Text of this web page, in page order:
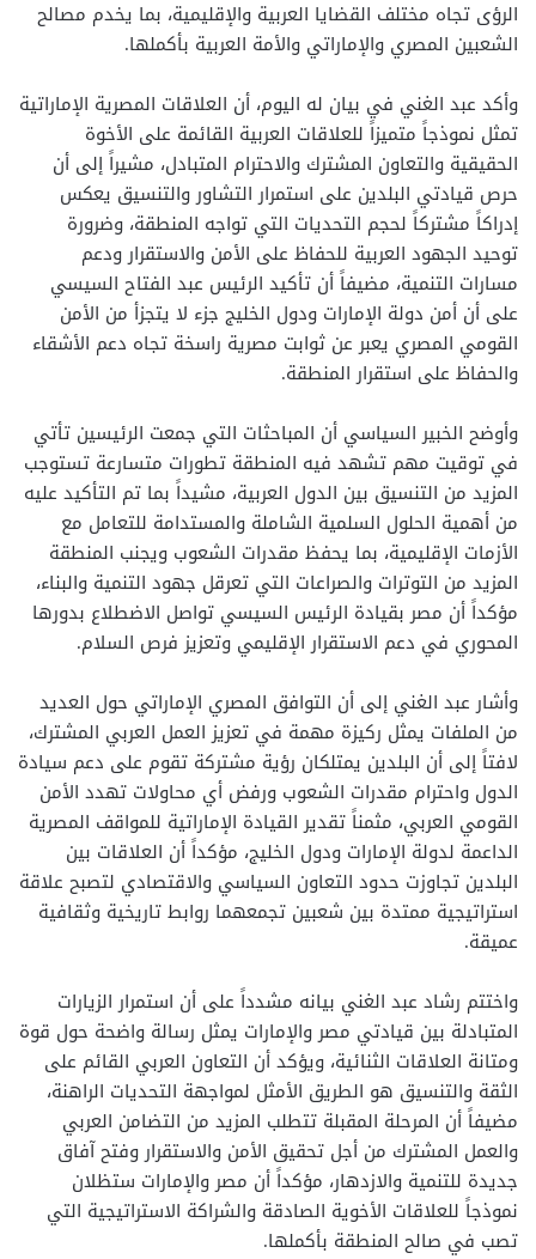
الرؤى تجاه مختلف القضايا العربية والإقليمية، بما يخدم مصالح
الشعبين المصري والإماراتي والأمة العربية بأكملها.
وأكد عبد الغني في بيان له اليوم، أن العلاقات المصرية الإماراتية
تمثل نموذجاً متميزاً للعلاقات العربية القائمة على الأخوة
الحقيقية والتعاون المشترك والاحترام المتبادل، مشيراً إلى أن
حرص قيادتي البلدين على استمرار التشاور والتنسيق يعكس
إدراكاً مشتركاً لحجم التحديات التي تواجه المنطقة، وضرورة
توحيد الجهود العربية للحفاظ على الأمن والاستقرار ودعم
مسارات التنمية، مضيفاً أن تأكيد الرئيس عبد الفتاح السيسي
على أن أمن دولة الإمارات ودول الخليج جزء لا يتجزأ من الأمن
القومي المصري يعبر عن ثوابت مصرية راسخة تجاه دعم الأشقاء
والحفاظ على استقرار المنطقة.
وأوضح الخبير السياسي أن المباحثات التي جمعت الرئيسين تأتي
في توقيت مهم تشهد فيه المنطقة تطورات متسارعة تستوجب
المزيد من التنسيق بين الدول العربية، مشيداً بما تم التأكيد عليه
من أهمية الحلول السلمية الشاملة والمستدامة للتعامل مع
الأزمات الإقليمية، بما يحفظ مقدرات الشعوب ويجنب المنطقة
المزيد من التوترات والصراعات التي تعرقل جهود التنمية والبناء،
مؤكداً أن مصر بقيادة الرئيس السيسي تواصل الاضطلاع بدورها
المحوري في دعم الاستقرار الإقليمي وتعزيز فرص السلام.
وأشار عبد الغني إلى أن التوافق المصري الإماراتي حول العديد
من الملفات يمثل ركيزة مهمة في تعزيز العمل العربي المشترك،
لافتاً إلى أن البلدين يمتلكان رؤية مشتركة تقوم على دعم سيادة
الدول واحترام مقدرات الشعوب ورفض أي محاولات تهدد الأمن
القومي العربي، مثمناً تقدير القيادة الإماراتية للمواقف المصرية
الداعمة لدولة الإمارات ودول الخليج، مؤكداً أن العلاقات بين
البلدين تجاوزت حدود التعاون السياسي والاقتصادي لتصبح علاقة
استراتيجية ممتدة بين شعبين تجمعهما روابط تاريخية وثقافية
عميقة.
واختتم رشاد عبد الغني بيانه مشدداً على أن استمرار الزيارات
المتبادلة بين قيادتي مصر والإمارات يمثل رسالة واضحة حول قوة
ومتانة العلاقات الثنائية، ويؤكد أن التعاون العربي القائم على
الثقة والتنسيق هو الطريق الأمثل لمواجهة التحديات الراهنة،
مضيفاً أن المرحلة المقبلة تتطلب المزيد من التضامن العربي
والعمل المشترك من أجل تحقيق الأمن والاستقرار وفتح آفاق
جديدة للتنمية والازدهار، مؤكداً أن مصر والإمارات ستظلان
نموذجاً للعلاقات الأخوية الصادقة والشراكة الاستراتيجية التي
تصب في صالح المنطقة بأكملها.